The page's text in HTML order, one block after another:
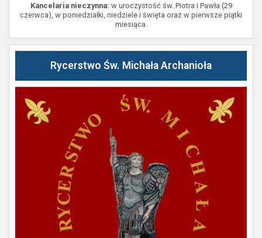
Kancelaria nieczynna: w uroczystość św. Piotra i Pawła (29
czerwca), w poniedziałki, niedziele i święta oraz w pierwsze piątki
miesiąca.
Rycerstwo Św. Michała Archanioła